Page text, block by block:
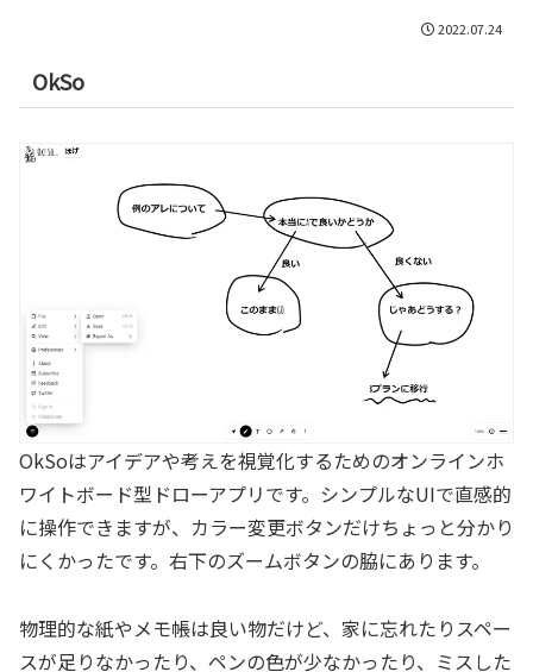
2022.07.24
OkSo
OkSoはアイデアや考えを視覚化するためのオンラインホ
ワイトボード型ドローアプリです。シンプルなUIで直感的
に操作できますが、カラー変更ボタンだけちょっと分かり
にくかったです。右下のズームボタンの脇にあります。
物理的な紙やメモ帳は良い物だけど、家に忘れたりスペー
スが足りなかったり、ペンの色が少なかったり、ミスした